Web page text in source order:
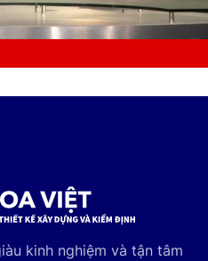
kinh nghiệm và tận tâm